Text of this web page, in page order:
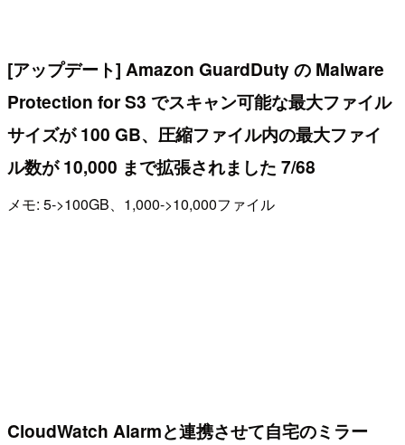
[アップデート] Amazon GuardDuty の Malware
Protection for S3 でスキャン可能な最大ファイル
サイズが 100 GB、圧縮ファイル内の最大ファイ
ル数が 10,000 まで拡張されました 7/68
メモ: 5->100GB、1,000->10,000ファイル
CloudWatch Alarmと連携させて自宅のミラー